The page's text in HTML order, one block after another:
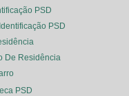
PSD
PSD
De Residência
PSD